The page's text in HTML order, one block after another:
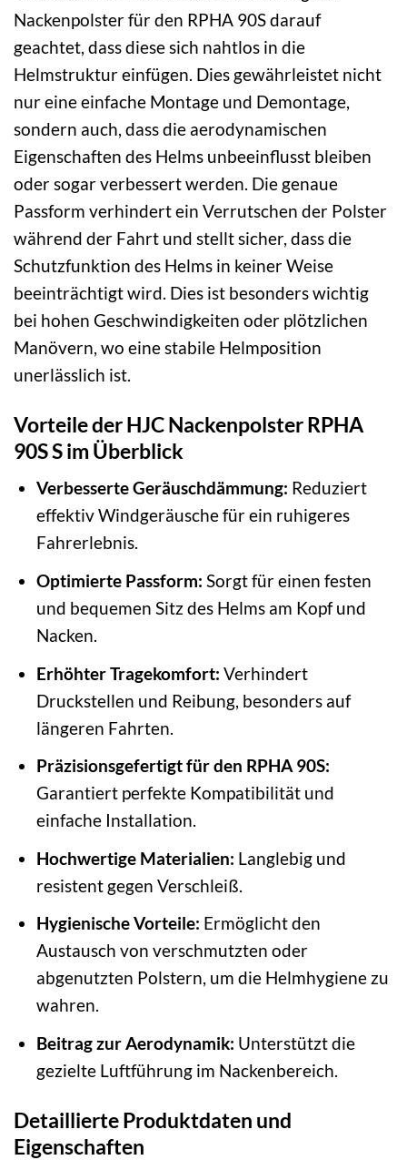
Nackenpolster für den RPHA 90S darauf
geachtet, dass diese sich nahtlos in die
Helmstruktur einfügen. Dies gewährleistet nicht
nur eine einfache Montage und Demontage,
sondern auch, dass die aerodynamischen
Eigenschaften des Helms unbeeinflusst bleiben
oder sogar verbessert werden. Die genaue
Passform verhindert ein Verrutschen der Polster
während der Fahrt und stellt sicher, dass die
Schutzfunktion des Helms in keiner Weise
beeinträchtigt wird. Dies ist besonders wichtig
bei hohen Geschwindigkeiten oder plötzlichen
Manövern, wo eine stabile Helmposition
unerlässlich ist.
Vorteile der HJC Nackenpolster RPHA
90S S im Überblick
Verbesserte Geräuschdämmung: Reduziert
effektiv Windgeräusche für ein ruhigeres
Fahrerlebnis.
Optimierte Passform: Sorgt für einen festen
und bequemen Sitz des Helms am Kopf und
Nacken.
Erhöhter Tragekomfort: Verhindert
Druckstellen und Reibung, besonders auf
längeren Fahrten.
Präzisionsgefertigt für den RPHA 90S:
Garantiert perfekte Kompatibilität und
einfache Installation.
Hochwertige Materialien: Langlebig und
resistent gegen Verschleiß.
Hygienische Vorteile: Ermöglicht den
Austausch von verschmutzten oder
abgenutzten Polstern, um die Helmhygiene zu
wahren.
Beitrag zur Aerodynamik: Unterstützt die
gezielte Luftführung im Nackenbereich.
Detaillierte Produktdaten und
Eigenschaften